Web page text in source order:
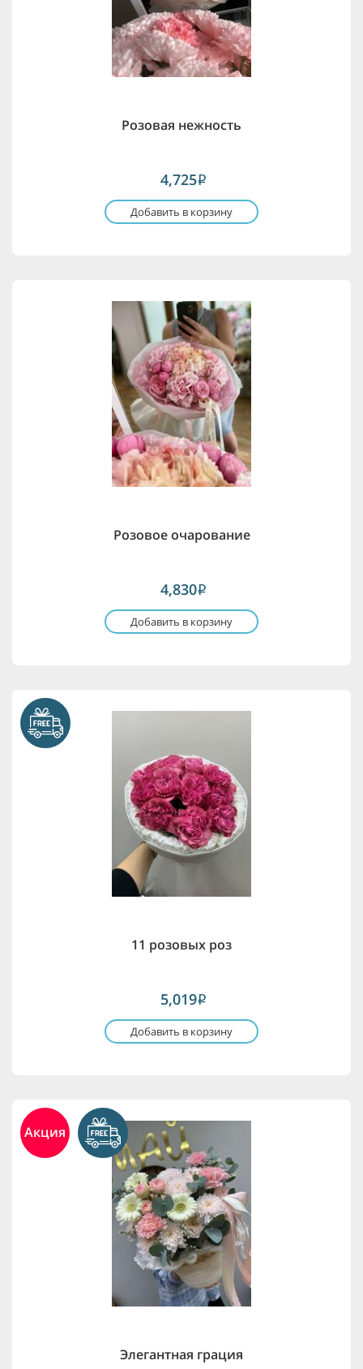
Розовая нежность
4,725i
Добавить в корзину
Розовое очарование
4,830i
Добавить в корзину
11 розовых роз
5,019i
Добавить в корзину
Акция
Элегантная грация